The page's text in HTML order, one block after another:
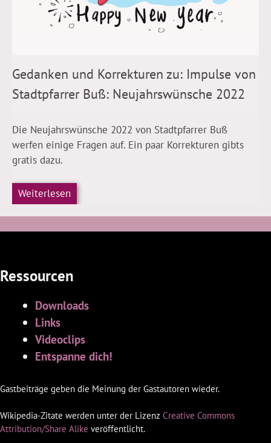
Gedanken und Korrekturen zu: Impulse von
Stadtpfarrer Buß: Neujahrswünsche 2022
Die Neujahrswünsche 2022 von Stadtpfarrer Buß
werfen einige Fragen auf. Ein paar Korrekturen gibts
gratis dazu.
Weiterlesen
Ressourcen
Downloads
Links
Videoclips
Entspanne dich!
Gastbeiträge geben die Meinung der Gastautoren wieder.
Wikipedia-Zitate werden unter der Lizenz Creative Commons
Attribution/Share Alike veröffentlicht.